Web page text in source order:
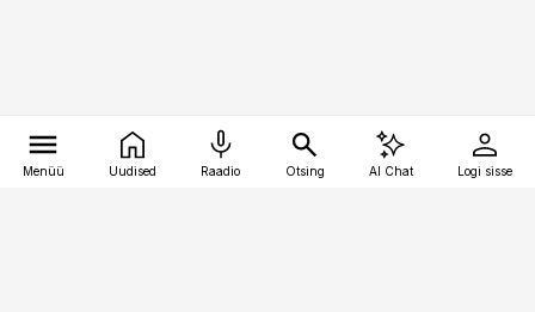
Menüü Uudised Raadio Otsing AI Chat Logi sisse